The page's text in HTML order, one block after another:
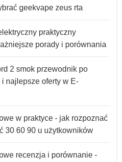
geekvape zeus rta
praktyczny
porady i porównania
2 smok przewodnik po
najlepsze oferty w E-
w praktyce - jak rozpoznać
30 60 90 u użytkowników
recenzja i porównanie -